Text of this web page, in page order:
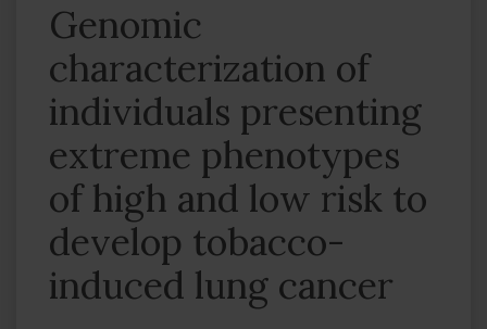
Genomic
characterization of
individuals presenting
extreme phenotypes
of high and low risk to
develop tobacco-
induced lung cancer